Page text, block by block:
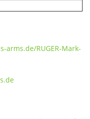
arms.de/RUGER-Mark-